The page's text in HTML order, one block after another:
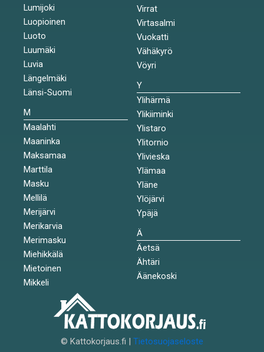
Lumijoki
Luopioinen
Luoto
Luumäki
Luvia
Längelmäki
Länsi-Suomi
M
Maalahti
Maaninka
Maksamaa
Marttila
Masku
Mellilä
Merijärvi
Merikarvia
Merimasku
Miehikkälä
Mietoinen
Mikkeli
Virrat
Virtasalmi
Vuokatti
Vähäkyrö
Vöyri
Y
Ylihärmä
Ylikiiminki
Ylistaro
Ylitornio
Ylivieska
Ylämaa
Yläne
Ylöjärvi
Ypäjä
Ä
Äetsä
Ähtäri
Äänekoski
© Kattokorjaus.fi | Tietosuojaseloste